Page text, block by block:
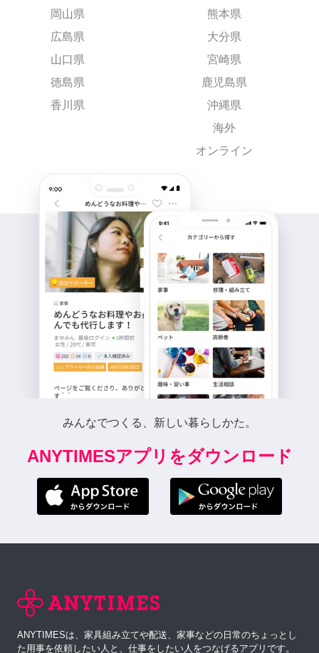
岡山県
広島県
山口県
徳島県
香川県
熊本県
大分県
宮崎県
鹿児島県
沖縄県
海外
オンライン
みんなでつくる、新しい暮らしかた。
ANYTIMESアプリをダウンロード
ANYTIMESは、家具組み立てや配送、家事などの日常のちょっとし
た用事を依頼したい人と、仕事をしたい人をつなげるアプリです。